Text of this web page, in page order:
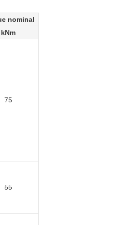
nominal
kNm
75
55